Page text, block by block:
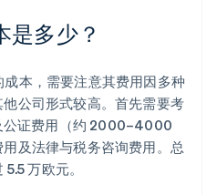
是多少？
本，需要注意其费用因多种
公司形式较高。首先需要考
公证费用（约 2000–4000
及法律与税务咨询费用。总
万欧元。